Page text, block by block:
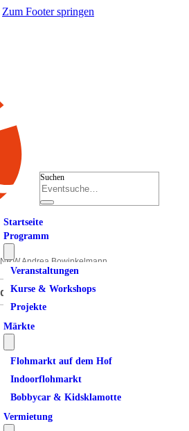
Zum Footer springen
Suchen
Startseite
Programm
Veranstaltungen
Kurse & Workshops
Projekte
Märkte
Flohmarkt auf dem Hof
Indoorflohmarkt
Bobbycar & Kidsklamotte
Vermietung
Andrea Bowinkelmann
hinzufügen
Office 365